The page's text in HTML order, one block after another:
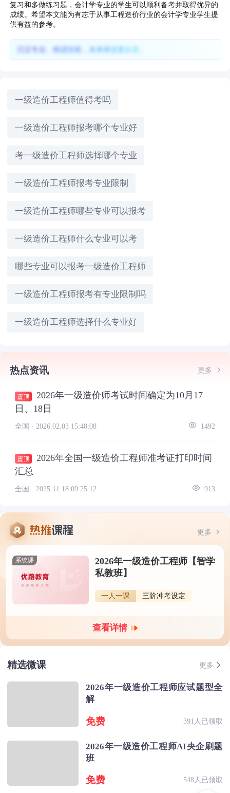
复习和多做练习题，会计学专业的学生可以顺利备考并取得优异的
成绩。希望本文能为有志于从事工程造价行业的会计学专业学生提
供有益的参考。
沉淀专业、精进技能，未来择业更从容。
一级造价工程师值得考吗
一级造价工程师报考哪个专业好
考一级造价工程师选择哪个专业
一级造价工程师报考专业限制
一级造价工程师哪些专业可以报考
一级造价工程师什么专业可以考
哪些专业可以报考一级造价工程师
一级造价工程师报考有专业限制吗
一级造价工程师选择什么专业好
热点资讯 更多
2026年一级造价师考试时间确定为10月17
日、18日
全国 · 2026.02.03 15:48:08 1492
2026年全国一级造价工程师准考证打印时间
汇总
全国 · 2025.11.18 09:25:12 913
更多
系统课
2026年一级造价工程师【智学
私教班】
一人一课 三阶冲考设定
查看详情
精选微课 更多
2026年一级造价工程师应试题型全
解
免费 391人已领取
2026年一级造价工程师AI央企刷题
班
免费 548人已领取